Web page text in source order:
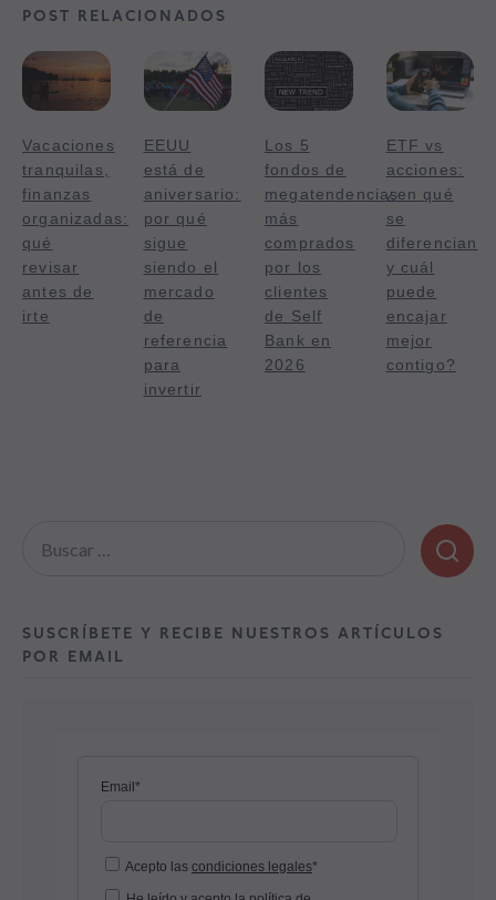
POST RELACIONADOS
Vacaciones
tranquilas,
finanzas
organizadas:
qué
revisar
antes de
irte
EEUU
está de
aniversario:
por qué
sigue
siendo el
mercado
de
referencia
para
invertir
Los 5
fondos de
megatendencias
más
comprados
por los
clientes
de Self
Bank en
2026
ETF vs
acciones:
¿en qué
se
diferencian
y cuál
puede
encajar
mejor
contigo?
SUSCRÍBETE Y RECIBE NUESTROS ARTÍCULOS
POR EMAIL